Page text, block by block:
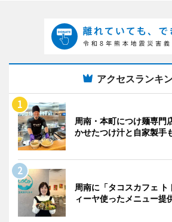
アクセスランキ
周南・本町につけ麺専
かせたつけ汁と自家製手
周南に「タコスカフェ
ィーヤ使ったメニュー提